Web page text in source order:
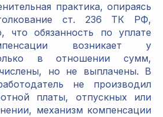
практика, опираясь
ст. 236 ТК РФ,
что обязанность по уплате
возникает у
в отношении сумм,
но не выплачены. В
не производил
платы, отпускных или
механизм компенсации